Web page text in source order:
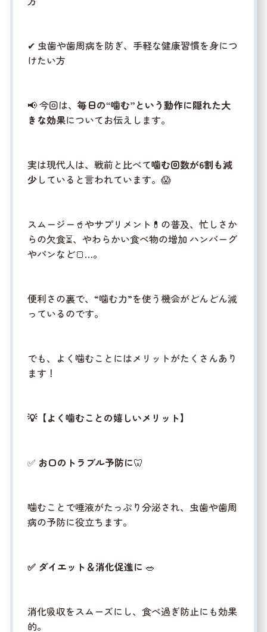
✔ 虫歯や歯周病を防ぎ、手軽な健康習慣を身につ
けたい方
📢 今回は、毎日の“噛む”という動作に隠れた大
きな効果についてお伝えします。
実は現代人は、戦前と比べて噛む回数が6割も減
少していると言われています。😱
スムージー🥤やサプリメント💊の普及、忙しさか
らの欠食⏳、やわらかい食べ物の増加 ハンバーグ
やパンなど🍞…。
便利さの裏で、“噛む力”を使う機会がどんどん減
っているのです。
でも、よく噛むことにはメリットがたくさんあり
ます！
💡【よく噛むことの嬉しいメリット】
✅ お口のトラブル予防に🦷
噛むことで唾液がたっぷり分泌され、虫歯や歯周
病の予防に役立ちます。
✅ ダイエット＆消化促進に 🥗
消化吸収をスムーズにし、食べ過ぎ防止にも効果
的。